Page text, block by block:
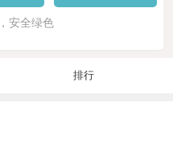
安全绿色
排行